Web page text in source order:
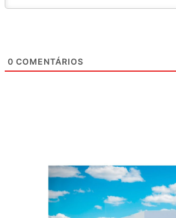
0 COMENTÁRIOS